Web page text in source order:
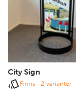
City Sign
Finns i 2 varianter